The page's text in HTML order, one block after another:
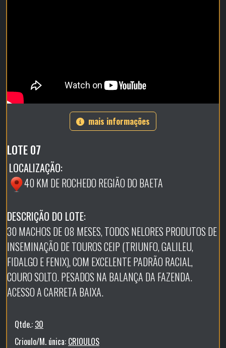
mais informações
LOTE 07
LOCALIZAÇÃO:
40 KM DE ROCHEDO REGIÃO DO BAETA
DESCRIÇÃO DO LOTE:
30 MACHOS DE 08 MESES, TODOS NELORES PRODUTOS DE
INSEMINAÇÃO DE TOUROS CEIP (TRIUNFO, GALILEU,
FIDALGO E FENIX), COM EXCELENTE PADRÃO RACIAL,
COURO SOLTO. PESADOS NA BALANÇA DA FAZENDA.
ACESSO A CARRETA BAIXA.
Qtde.: 30
Crioulo/M. única: CRIOULOS